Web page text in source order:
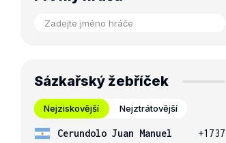
Sázkařský žebříček
Nejziskovější Nejztrátovější
Cerundolo Juan Manuel
+1737